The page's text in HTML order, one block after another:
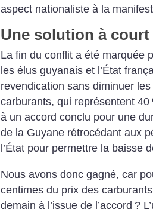
aspect nationaliste à la
Une solution à court
La fin du conflit a été marquée
les élus guyanais et l’État
revendication sans diminuer
carburants, qui représentent 40
à un accord conclu pour une
de la Guyane rétrocédant aux
l’État pour permettre la baisse
Nous avons donc gagné, car
centimes du prix des
demain à l’issue de l’accord ?